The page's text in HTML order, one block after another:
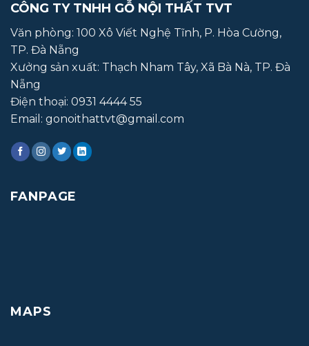
CÔNG TY TNHH GỖ NỘI THẤT TVT
Văn phòng: 100 Xô Viết Nghệ Tĩnh, P. Hòa Cường,
TP. Đà Nẵng
Xưởng sản xuất: Thạch Nham Tây, Xã Bà Nà, TP. Đà
Nẵng
Điện thoại: 0931 4444 55
Email: gonoithattvt@gmail.com
FANPAGE
MAPS